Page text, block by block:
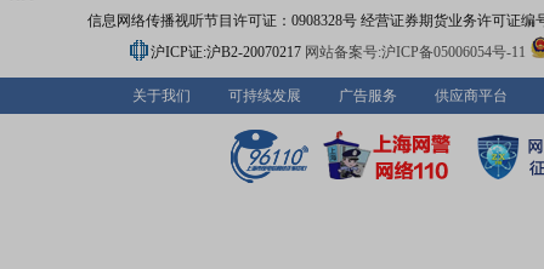
信息网络传播视听节目许可证：0908328号 经营证券期货业务许可证编
沪ICP证:沪B2-20070217 网站备案号:沪ICP备05006054号-11
关于我们 可持续发展 广告服务 供应商平台